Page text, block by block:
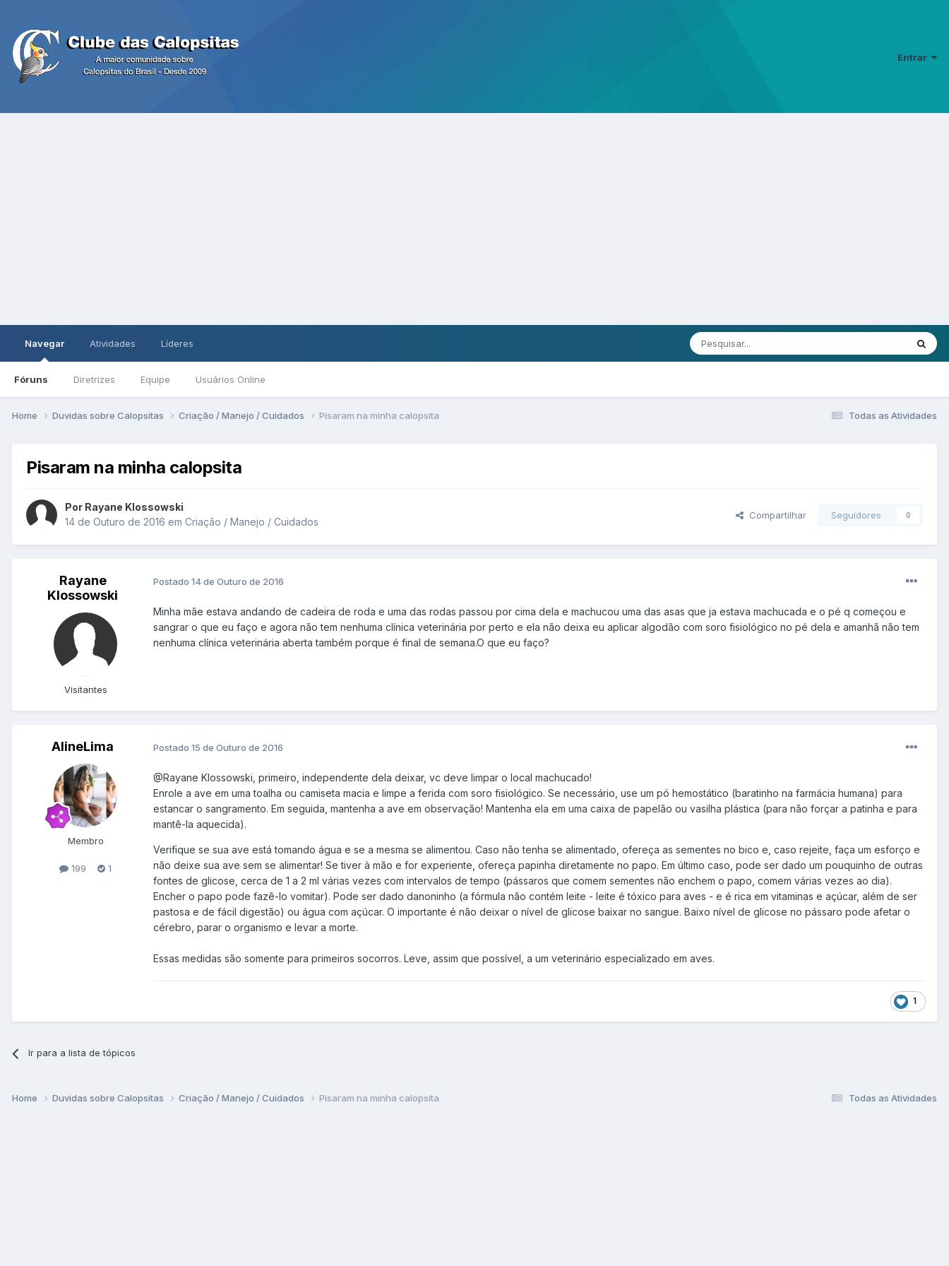
Entrar
Navegar
Fóruns Diretrizes Equipe Usuários Online
Atividades Líderes
Todas as Atividades
Home Duvidas sobre Calopsitas Criação / Manejo / Cuidados Pisaram na minha calopsita
Pisaram na minha calopsita
Por Rayane Klossowski
14 de Outuro de 2016 em Criação / Manejo / Cuidados
Compartilhar Seguidores 0
Rayane
Klossowski
Visitantes
Postado 14 de Outuro de 2016
Minha mãe estava andando de cadeira de roda e uma das rodas passou por cima dela e machucou uma das asas que ja estava machucada e o pé q começou e
sangrar o que eu faço e agora não tem nenhuma clínica veterinária por perto e ela não deixa eu aplicar algodão com soro fisiológico no pé dela e amanhã não tem
nenhuma clínica veterinária aberta também porque é final de semana.O que eu faço?
AlineLima
Membro
199 1
Postado 15 de Outuro de 2016
@Rayane Klossowski , primeiro, independente dela deixar, vc deve limpar o local machucado!
Enrole a ave em uma toalha ou camiseta macia e limpe a ferida com soro fisiológico. Se necessário, use um pó hemostático (baratinho na farmácia humana) para
estancar o sangramento. Em seguida, mantenha a ave em observação! Mantenha ela em uma caixa de papelão ou vasilha plástica (para não forçar a patinha e para
mantê-la aquecida).
Verifique se sua ave está tomando água e se a mesma se alimentou. Caso não tenha se alimentado, ofereça as sementes no bico e, caso rejeite, faça um esforço e
não deixe sua ave sem se alimentar! Se tiver à mão e for experiente, ofereça papinha diretamente no papo. Em último caso, pode ser dado um pouquinho de outras
fontes de glicose, cerca de 1 a 2 ml várias vezes com intervalos de tempo (pássaros que comem sementes não enchem o papo, comem várias vezes ao dia).
Encher o papo pode fazê-lo vomitar). Pode ser dado danoninho (a fórmula não contém leite - leite é tóxico para aves - e é rica em vitaminas e açúcar, além de ser
pastosa e de fácil digestão) ou água com açúcar. O importante é não deixar o nível de glicose baixar no sangue. Baixo nível de glicose no pássaro pode afetar o
cérebro, parar o organismo e levar a morte.
Essas medidas são somente para primeiros socorros. Leve, assim que possível, a um veterinário especializado em aves.
1
Ir para a lista de tópicos
Todas as Atividades
Home Duvidas sobre Calopsitas Criação / Manejo / Cuidados Pisaram na minha calopsita